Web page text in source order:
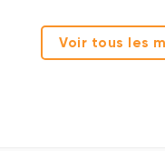
Voir tous les